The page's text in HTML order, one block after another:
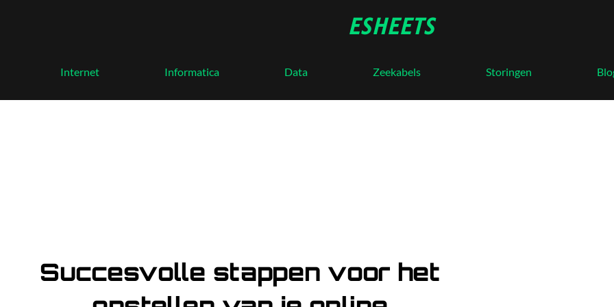
ESHEETS
Internet Informatica Data Zeekabels Storingen
Succesvolle stappen voor het